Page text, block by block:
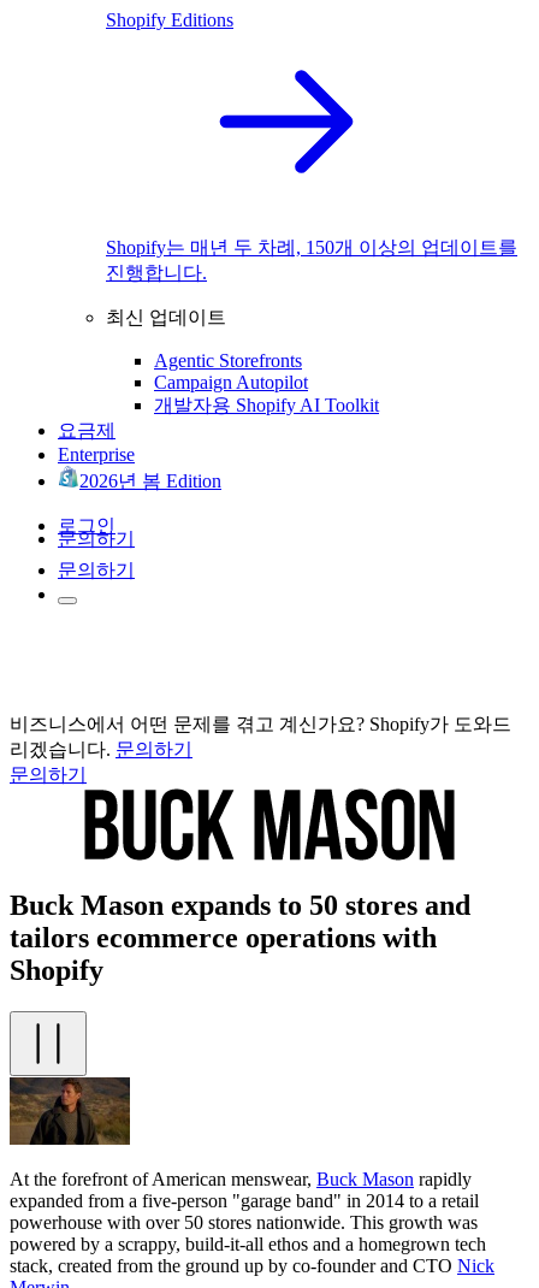
Shopify Editions
Shopify는 매년 두 차례, 150개 이상의 업데이트를
진행합니다.
최신 업데이트
Agentic Storefronts
Campaign Autopilot
개발자용 Shopify AI Toolkit
요금제
Enterprise
2026년 봄 Edition
로그인
문의하기
문의하기
비즈니스에서 어떤 문제를 겪고 계신가요? Shopify가 도와드
리겠습니다. 문의하기
문의하기
Buck Mason expands to 50 stores and
tailors ecommerce operations with
Shopify
At the forefront of American menswear, Buck Mason rapidly
expanded from a five-person "garage band" in 2014 to a retail
powerhouse with over 50 stores nationwide. This growth was
powered by a scrappy, build-it-all ethos and a homegrown tech
stack, created from the ground up by co-founder and CTO Nick